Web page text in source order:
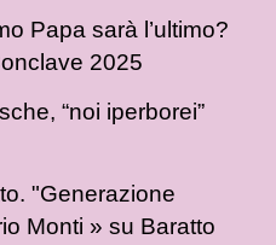
Papa sarà l’ultimo?
2025
“noi iperborei”
"Generazione
Monti » su Baratto